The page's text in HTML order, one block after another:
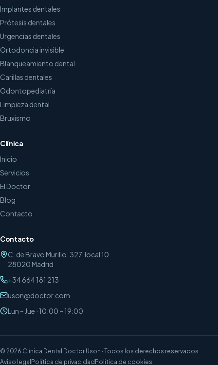
Implantes dentales
Prótesis dentales
Urgencias dentales
Ortodoncia invisible
Blanqueamiento dental
Carillas dentales
Odontopediatría
Limpieza dental
Bruxismo
Clínica
Inicio
Servicios
El Doctor
Blog
Contacto
Contacto
C. de Bravo Murillo, 327, local 10
28020 Madrid
+34 664 181 213
uson@doctor.com
Lun – Jue · 10:00 – 19:00
© 2026 Clínica Dental Doctor Uson · Todos los derechos reservados
Aviso legal Política de privacidad Política de cookies